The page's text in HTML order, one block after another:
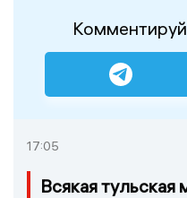
17:05
Всякая тульская